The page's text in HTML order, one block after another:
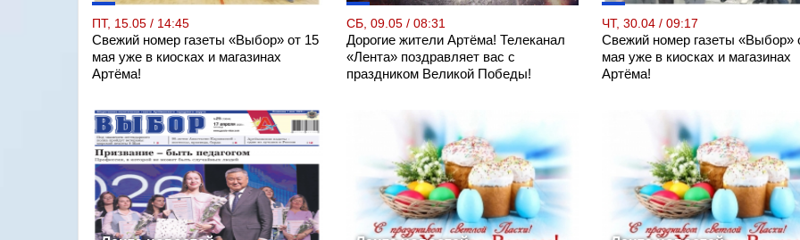
ПТ, 15.05 / 14:45
Свежий номер газеты «Выбор» от 15
мая уже в киосках и магазинах
Артёма!
СБ, 09.05 / 08:31
Дорогие жители Артёма! Телеканал
«Лента» поздравляет вас с
праздником Великой Победы!
ЧТ, 30.04 / 09:17
Свежий номер газеты «Выбор»
мая уже в киосках и магазинах
Артёма!